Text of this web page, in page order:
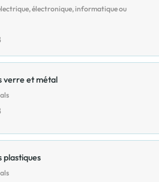
électronique, informatique ou
verre et métal
plastiques